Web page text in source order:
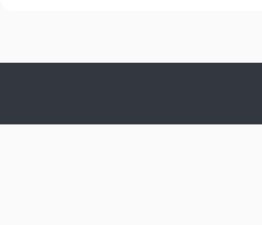
Culture Hopital